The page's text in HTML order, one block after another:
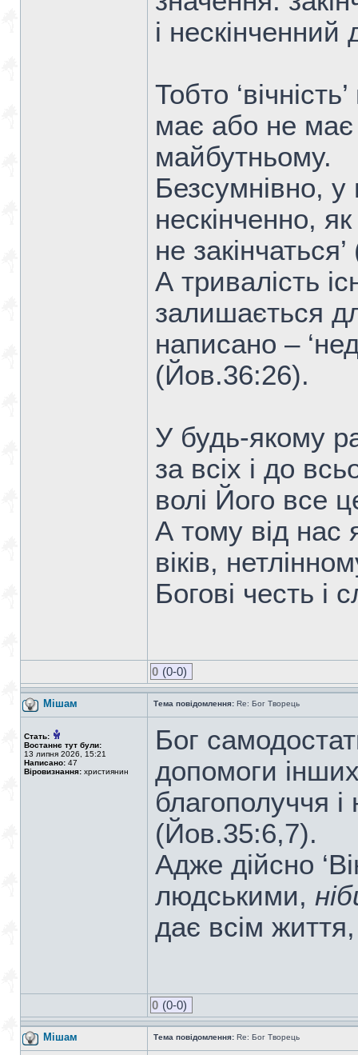
і
Тобто
має або не має
майбутньому.
Безсумнівно,
нескінченно,
не
А тривалість
залишається
написано –
(Йов.36:26).
У будь-якому
за всіх і до
волі Його все
А тому від нас
віків,
Богові честь і
0 (0-0)
Мішам Тема повідомлення: Re: Бог Творець
Стать:
Востаннє тут були:
13 липня 2026, 15:21
Написано: 47
Віровизнання: християнин
Бог
допомоги
благополуччя
(Йов.35:6,7).
Адже дійсно
людськими,
дає всім життя,
0 (0-0)
Мішам Тема повідомлення: Re: Бог Творець